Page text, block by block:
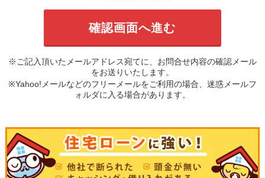
※ご記入頂いたメールアドレス宛てに、お問合せ内容の確認メール
をお送りいたします。
※Yahoo!メールなどのフリーメールをご利用の場合、迷惑メールフ
ォルダに入る場合があります。